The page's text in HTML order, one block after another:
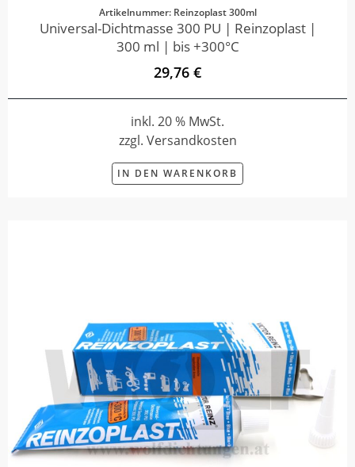
Artikelnummer: Reinzoplast 300ml
Universal-Dichtmasse 300 PU | Reinzoplast |
300 ml | bis +300°C
29,76 €
inkl. 20 % MwSt.
zzgl. Versandkosten
IN DEN WARENKORB